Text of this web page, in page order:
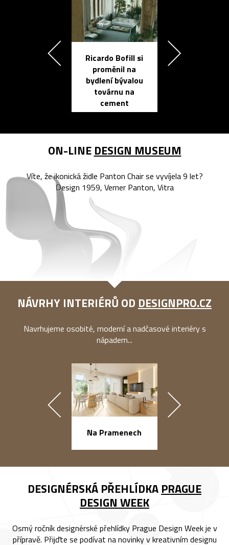
Ricardo Bofill si
proměnil na
bydlení bývalou
továrnu na
cement
ON-LINE DESIGN MUSEUM
Víte, že ikonická židle Panton Chair se vyvíjela 9 let?
Design 1959, Verner Panton, Vitra
NÁVRHY INTERIÉRŮ OD DESIGNPRO.CZ
Navrhujeme osobité, moderní a nadčasové interiéry s
nápadem...
Na Pramenech
DESIGNÉRSKÁ PŘEHLÍDKA PRAGUE
DESIGN WEEK
Osmý ročník designérské přehlídky Prague Design Week je v
přípravě. Přijďte se podívat na novinky v kreativním designu